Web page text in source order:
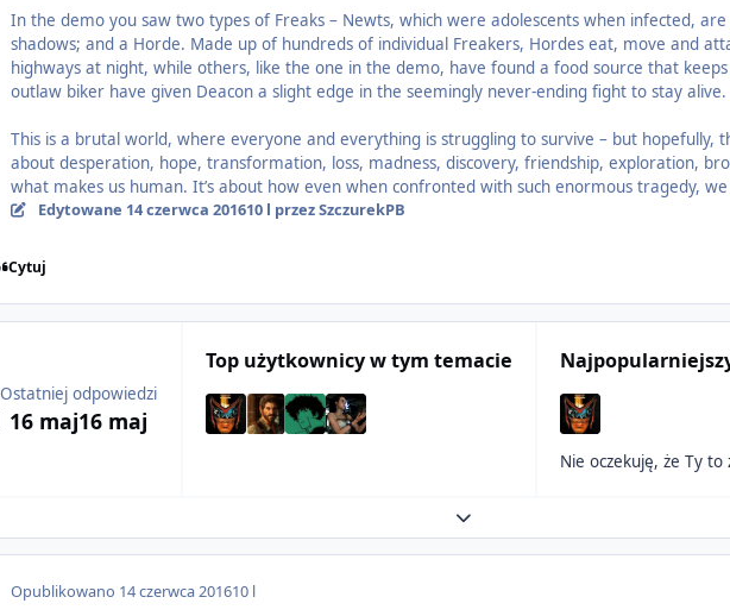
In the demo you saw two types of Freaks – Newts, which were adolescents when infected,
shadows; and a Horde. Made up of hundreds of individual Freakers, Hordes eat, move and
highways at night, while others, like the one in the demo, have found a food source that
outlaw biker have given Deacon a slight edge in the seemingly never-ending fight to stay
This is a brutal world, where everyone and everything is struggling to survive – but
about desperation, hope, transformation, loss, madness, discovery, friendship, exploration,
what makes us human. It’s about how even when confronted with such enormous tragedy,
Edytowane 14 czerwca 201610 l przez SzczurekPB
Cytuj
Ostatniej odpowiedzi
16 maj16 maj
Top użytkownicy w tym temacie
Nie oczekuję, że Ty
Expand topic overview
Opublikowano 14 czerwca 201610 l